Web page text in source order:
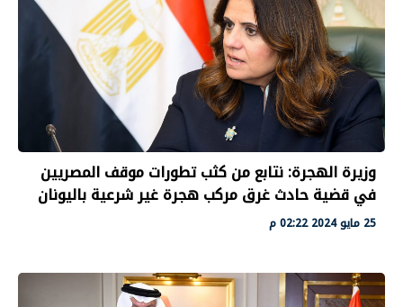
وزيرة الهجرة: نتابع من كثب تطورات موقف المصريين
في قضية حادث غرق مركب هجرة غير شرعية باليونان
25 مايو 2024 02:22 م